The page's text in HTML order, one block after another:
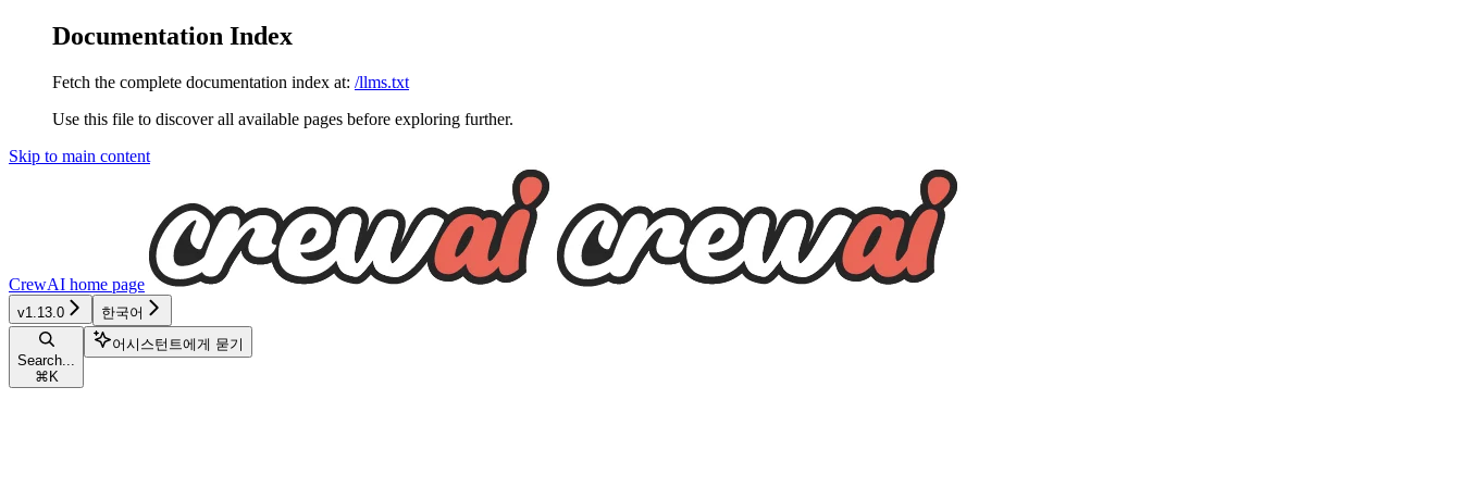
Documentation Index
Fetch the complete documentation index at: /llms.txt
Use this file to discover all available pages before exploring further.
Skip to main content
CrewAI home page
v1.13.0 한국어
Search...
⌘ K
어시스턴트에게 묻기